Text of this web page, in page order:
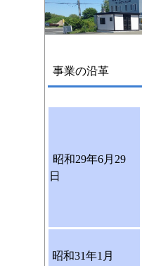
事業の沿革
昭和29年6月29
日
昭和31年1月